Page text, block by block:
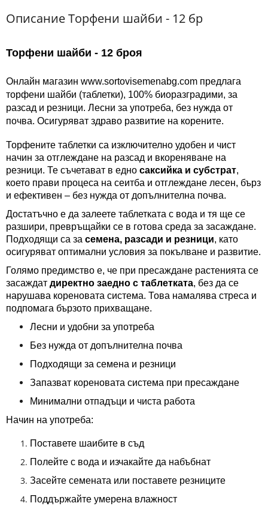
Описание Торфени шайби - 12 бр
Торфени шайби - 12 броя
Онлайн магазин www.sortovisemenabg.com предлага
торфени шайби (таблетки), 100% биоразградими, за
разсад и резници. Лесни за употреба, без нужда от
почва. Осигуряват здраво развитие на корените.
Торфените таблетки са изключително удобен и чист
начин за отглеждане на разсад и вкореняване на
резници. Те съчетават в едно саксийка и субстрат,
което прави процеса на сеитба и отглеждане лесен, бърз
и ефективен – без нужда от допълнителна почва.
Достатъчно е да залеете таблетката с вода и тя ще се
разшири, превръщайки се в готова среда за засаждане.
Подходящи са за семена, разсади и резници, като
осигуряват оптимални условия за покълване и развитие.
Голямо предимство е, че при пресаждане растенията се
засаждат директно заедно с таблетката, без да се
нарушава кореновата система. Това намалява стреса и
подпомага бързото прихващане.
Лесни и удобни за употреба
Без нужда от допълнителна почва
Подходящи за семена и резници
Запазват кореновата система при пресаждане
Минимални отпадъци и чиста работа
Начин на употреба:
Поставете шаибите в съд
Полейте с вода и изчакайте да набъбнат
Засейте семената или поставете резниците
Поддържайте умерена влажност